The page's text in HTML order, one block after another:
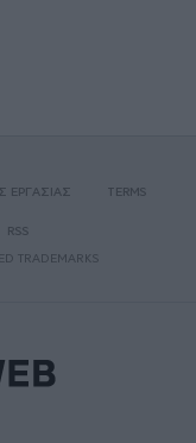
ΕΡΓΑΣΙΑΣ TERMS
RSS
TRADEMARKS